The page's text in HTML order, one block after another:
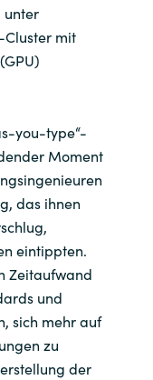
unter
mit
you-type“-
Moment
das ihnen
eintippten.
Zeitaufwand
und
sich mehr auf
zu
der